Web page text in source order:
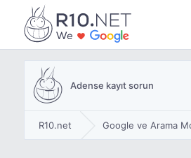
Adense kayıt sorun
R10.net Google ve Arama